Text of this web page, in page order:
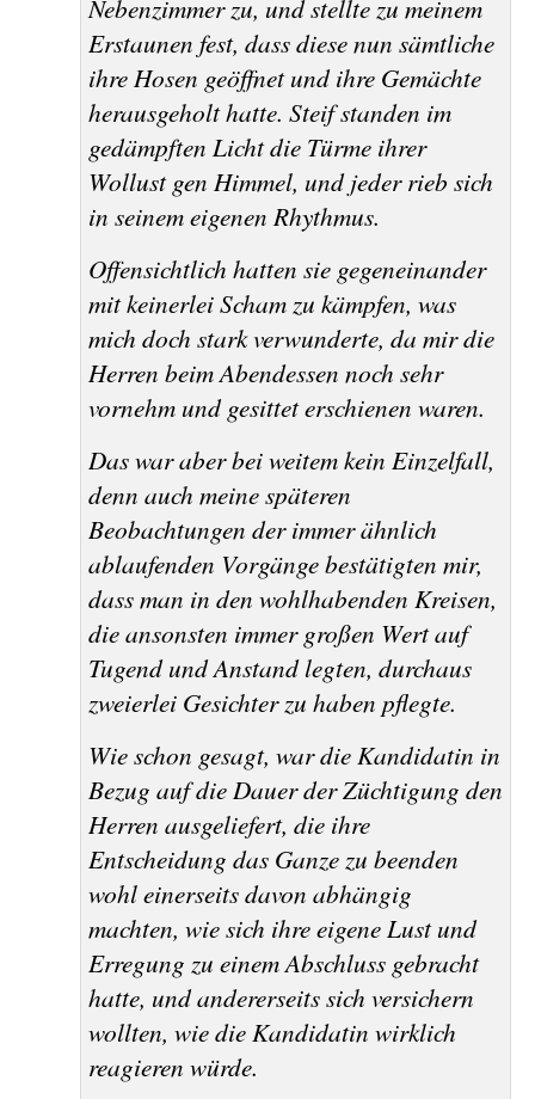
Nebenzimmer zu, und stellte zu meinem
Erstaunen fest, dass diese nun sämtliche
ihre Hosen geöffnet und ihre Gemächte
herausgeholt hatte. Steif standen im
gedämpften Licht die Türme ihrer
Wollust gen Himmel, und jeder rieb sich
in seinem eigenen Rhythmus.
Offensichtlich hatten sie gegeneinander
mit keinerlei Scham zu kämpfen, was
mich doch stark verwunderte, da mir die
Herren beim Abendessen noch sehr
vornehm und gesittet erschienen waren.
Das war aber bei weitem kein Einzelfall,
denn auch meine späteren
Beobachtungen der immer ähnlich
ablaufenden Vorgänge bestätigten mir,
dass man in den wohlhabenden Kreisen,
die ansonsten immer großen Wert auf
Tugend und Anstand legten, durchaus
zweierlei Gesichter zu haben pflegte.
Wie schon gesagt, war die Kandidatin in
Bezug auf die Dauer der Züchtigung den
Herren ausgeliefert, die ihre
Entscheidung das Ganze zu beenden
wohl einerseits davon abhängig
machten, wie sich ihre eigene Lust und
Erregung zu einem Abschluss gebracht
hatte, und andererseits sich versichern
wollten, wie die Kandidatin wirklich
reagieren würde.